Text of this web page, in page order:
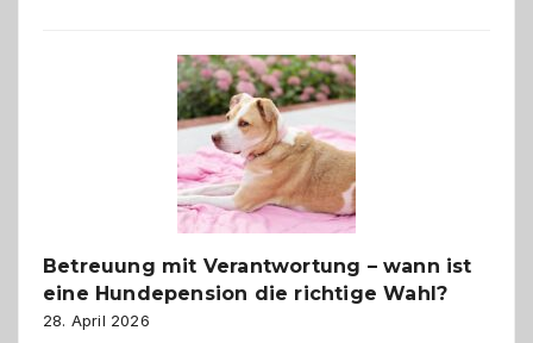
Betreuung mit Verantwortung – wann ist
eine Hundepension die richtige Wahl?
28. April 2026